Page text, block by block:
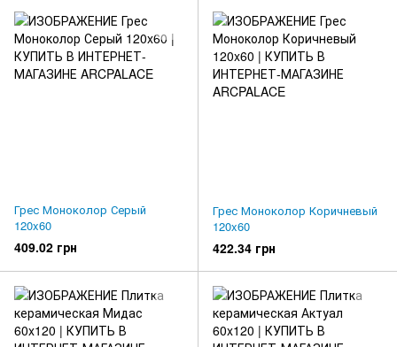
Грес Моноколор Серый
120x60
409.02 грн
Грес Моноколор Коричневый
120x60
422.34 грн